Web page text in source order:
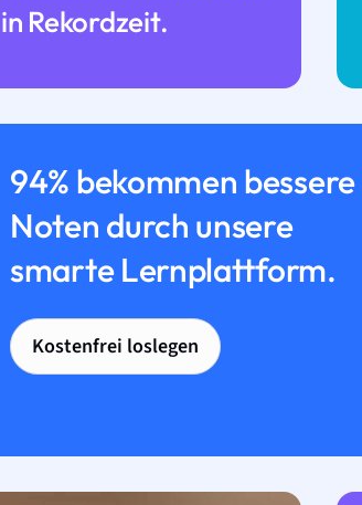
in Rekordzeit.
94% bekommen bessere
Noten durch unsere
smarte Lernplattform.
Kostenfrei loslegen